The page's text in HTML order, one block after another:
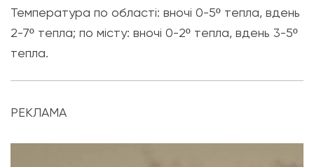
Температура по області: вночі 0-5º тепла, вдень
2-7º тепла; по місту: вночі 0-2º тепла, вдень 3-5º
тепла.
РЕКЛАМА